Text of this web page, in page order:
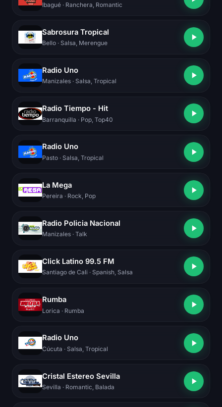
Ibagué · Ranchera, Romantic
Sabrosura Tropical
Bello · Salsa, Merengue
Radio Uno
Manizales · Salsa, Tropical
Radio Tiempo - Hit
Barranquilla · Pop, Top40
Radio Uno
Pasto · Salsa, Tropical
La Mega
Pereira · Rock, Pop
Radio Policia Nacional
Manizales · Talk
Click Latino 99.5 FM
Santiago de Cali · Spanish, Salsa
Rumba
Lorica · Rumba
Radio Uno
Cúcuta · Salsa, Tropical
Cristal Estereo Sevilla
Sevilla · Romantic, Balada